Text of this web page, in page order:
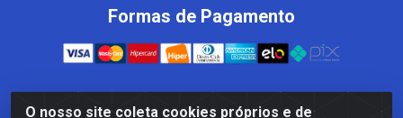
O nosso site coleta cookies próprios e de
Formas de Pagamento